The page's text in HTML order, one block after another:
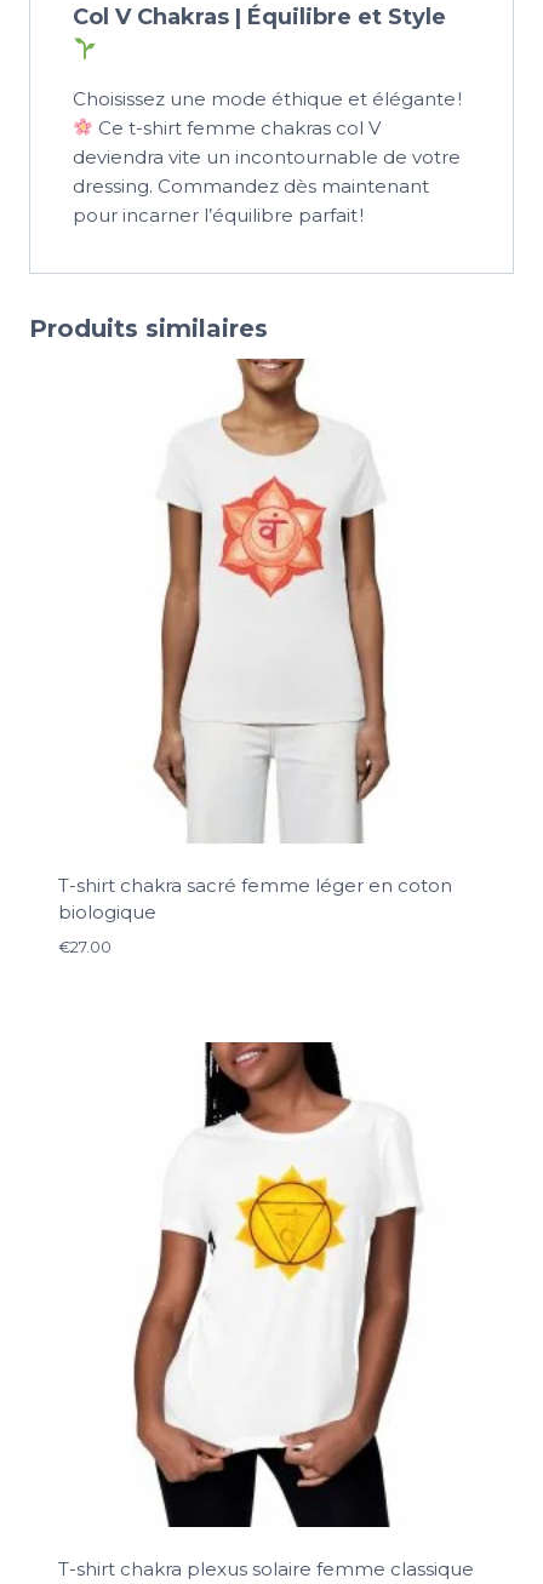
Col V Chakras | Équilibre et Style
Choisissez une mode éthique et élégante !
Ce t-shirt femme chakras col V
deviendra vite un incontournable de votre
dressing. Commandez dès maintenant
pour incarner l’équilibre parfait !
Produits similaires
T-shirt chakra sacré femme léger en coton
biologique
€27.00
T-shirt chakra plexus solaire femme classique